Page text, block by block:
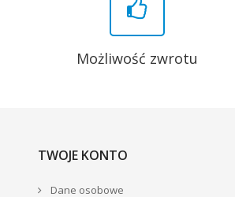
Możliwość zwrotu
TWOJE KONTO
Dane osobowe